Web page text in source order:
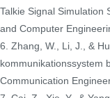
Talkie Signal Simulation
and Computer
6. Zhang, W., Li, J., &
kommunikationssystem
Communication